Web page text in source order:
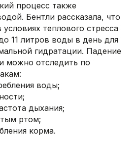
процесс также
Бентли рассказала, что
теплового стресса
11 литров воды в день для
гидратации. Падение
можно отследить по
воды;
дыхания;
ртом;
корма.